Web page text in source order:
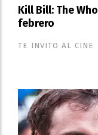
Kill Bill: The
febrero
TE INVITO AL CINE